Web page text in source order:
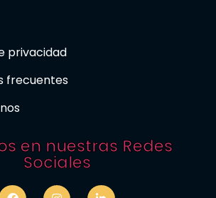
privacidad
frecuentes
en nuestras Redes
Sociales